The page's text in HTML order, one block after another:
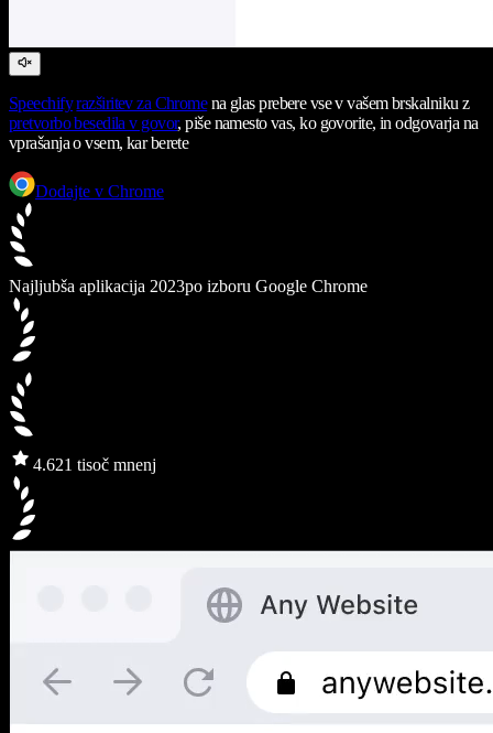
Speechify razširitev za Chromena glas prebere vse v vašem brskalniku z
pretvorbo besedila v govor, piše namesto vas, ko govorite, in odgovarja na
vprašanja o vsem, kar berete
Dodajte v Chrome
Najljubša aplikacija 2023po izboru Google Chrome
4.621 tisoč mnenj